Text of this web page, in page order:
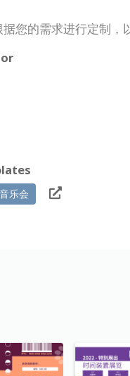
您的需求进行定制，
音乐会